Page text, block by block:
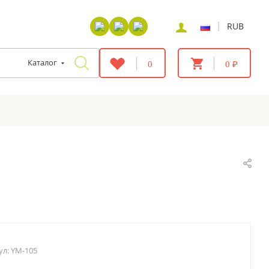
| RUB
Каталог 0 0 ₽
YM-105